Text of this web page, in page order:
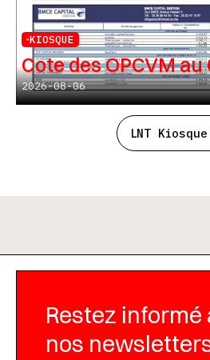
KIOSQUE
Cote des OPCVM
2026-08-06
LNT Kiosque
Restez
nos